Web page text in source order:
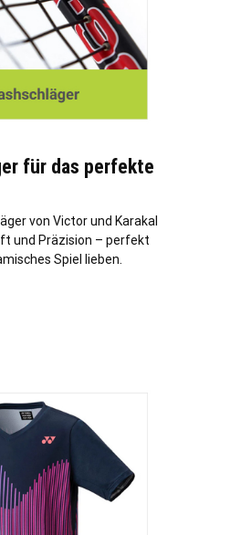
für das perfekte
von Victor und Karakal
und Präzision – perfekt
Spiel lieben.